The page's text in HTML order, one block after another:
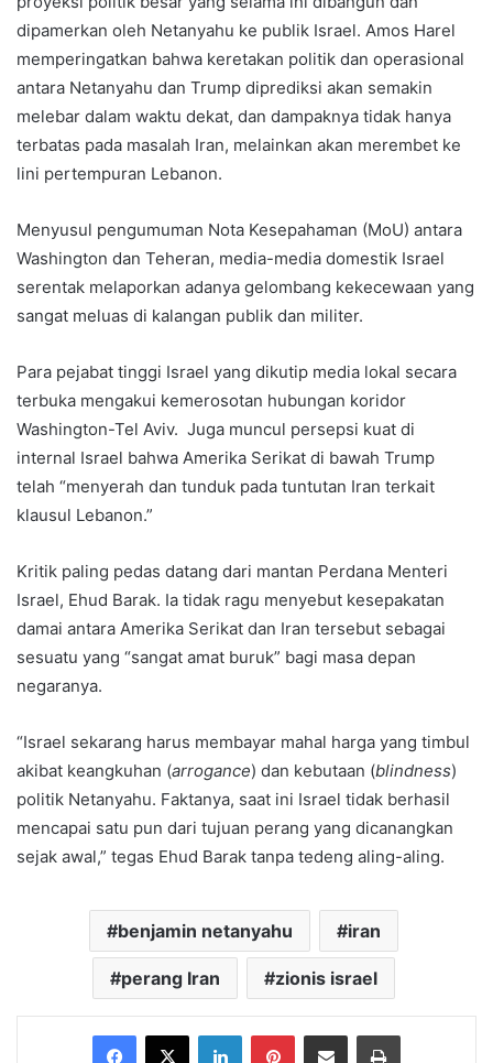
dipamerkan oleh Netanyahu ke publik Israel. Amos Harel
memperingatkan bahwa keretakan politik dan operasional
antara Netanyahu dan Trump diprediksi akan semakin
melebar dalam waktu dekat, dan dampaknya tidak hanya
terbatas pada masalah Iran, melainkan akan merembet ke
lini pertempuran Lebanon.
Menyusul pengumuman Nota Kesepahaman (MoU) antara
Washington dan Teheran, media-media domestik Israel
serentak melaporkan adanya gelombang kekecewaan yang
sangat meluas di kalangan publik dan militer.
Para pejabat tinggi Israel yang dikutip media lokal secara
terbuka mengakui kemerosotan hubungan koridor
Washington-Tel Aviv. Juga muncul persepsi kuat di
internal Israel bahwa Amerika Serikat di bawah Trump
telah “menyerah dan tunduk pada tuntutan Iran terkait
klausul Lebanon.”
Kritik paling pedas datang dari mantan Perdana Menteri
Israel, Ehud Barak. Ia tidak ragu menyebut kesepakatan
damai antara Amerika Serikat dan Iran tersebut sebagai
sesuatu yang “sangat amat buruk” bagi masa depan
negaranya.
“Israel sekarang harus membayar mahal harga yang timbul
akibat keangkuhan (arrogance) dan kebutaan (blindness)
politik Netanyahu. Faktanya, saat ini Israel tidak berhasil
mencapai satu pun dari tujuan perang yang dicanangkan
sejak awal,” tegas Ehud Barak tanpa tedeng aling-aling.
benjamin netanyahu iran
perang Iran zionis israel
Facebook
X LinkedInPinterestShare via Email Print